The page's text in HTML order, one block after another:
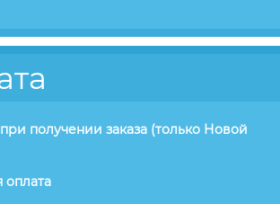
получении заказа (только Новой
оплата